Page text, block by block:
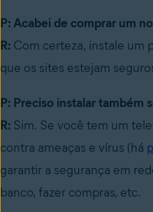
P: Acabei de comprar um
R: Com certeza, instale um
que os sites estejam
P: Preciso instalar também
R: Sim. Se você tem um
contra ameaças e vírus (há
garantir a segurança em
banco, fazer compras, etc.